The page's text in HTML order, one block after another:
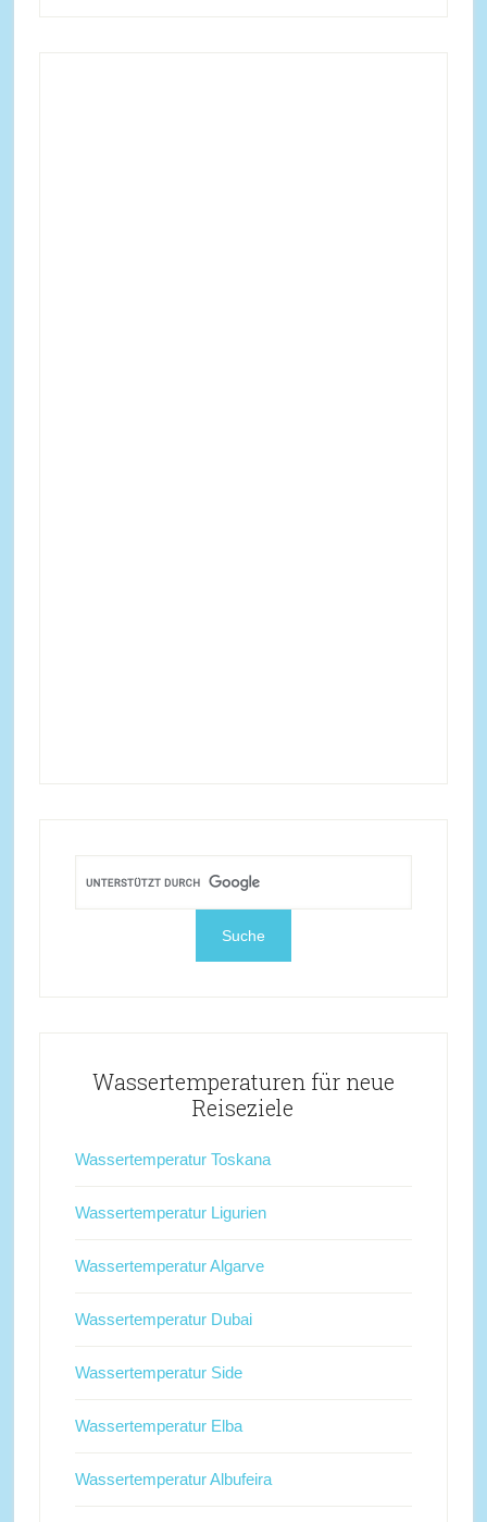
Wassertemperaturen für neue
Reiseziele
Wassertemperatur Toskana
Wassertemperatur Ligurien
Wassertemperatur Algarve
Wassertemperatur Dubai
Wassertemperatur Side
Wassertemperatur Elba
Wassertemperatur Albufeira